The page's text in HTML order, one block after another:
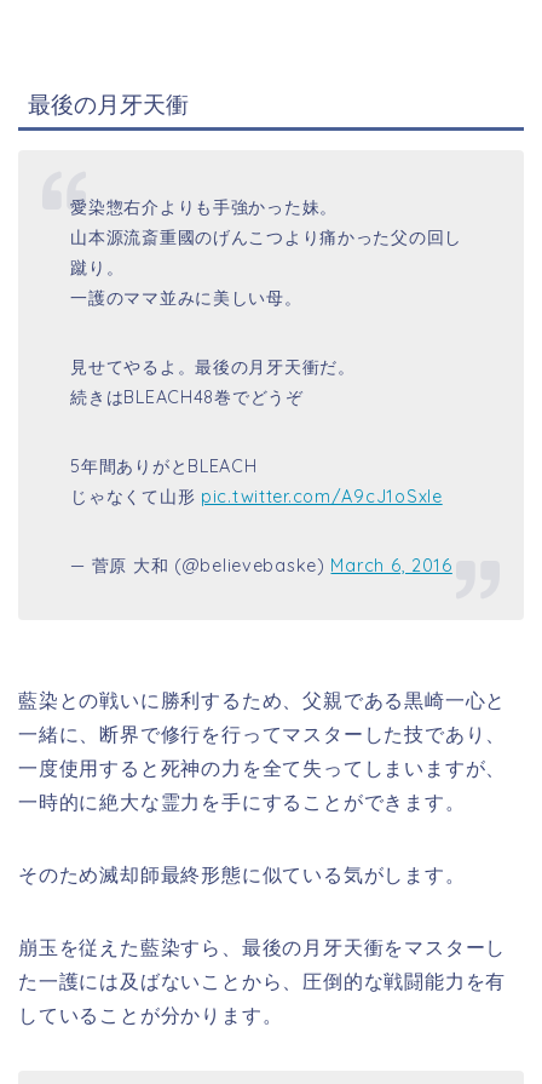
最後の月牙天衝
愛染惣右介よりも手強かった妹。
山本源流斎重國のげんこつより痛かった父の回し
蹴り。
一護のママ並みに美しい母。
見せてやるよ。最後の月牙天衝だ。
続きはBLEACH48巻でどうぞ
5年間ありがとBLEACH
じゃなくて山形 pic.twitter.com/A9cJ1oSxle
— 菅原 大和 (@believebaske) March 6, 2016
藍染との戦いに勝利するため、父親である黒崎一心と
一緒に、断界で修行を行ってマスターした技であり、
一度使用すると死神の力を全て失ってしまいますが、
一時的に絶大な霊力を手にすることができます。
そのため滅却師最終形態に似ている気がします。
崩玉を従えた藍染すら、最後の月牙天衝をマスターし
た一護には及ばないことから、圧倒的な戦闘能力を有
していることが分かります。